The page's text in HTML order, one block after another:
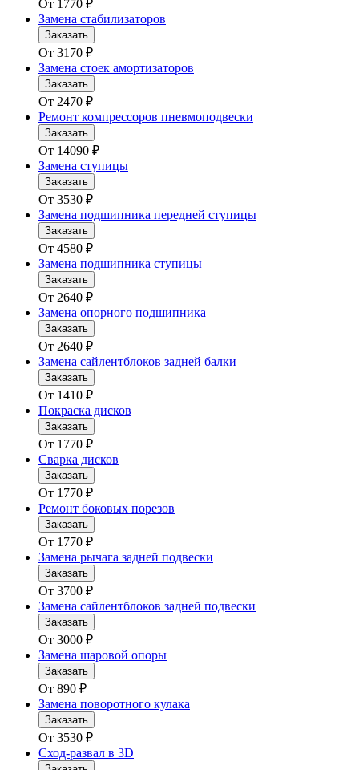
От 1770 ₽
Замена стабилизаторов
Заказать
От 3170 ₽
Замена стоек амортизаторов
Заказать
От 2470 ₽
Ремонт компрессоров пневмоподвески
Заказать
От 14090 ₽
Замена ступицы
Заказать
От 3530 ₽
Замена подшипника передней ступицы
Заказать
От 4580 ₽
Замена подшипника ступицы
Заказать
От 2640 ₽
Замена опорного подшипника
Заказать
От 2640 ₽
Замена сайлентблоков задней балки
Заказать
От 1410 ₽
Покраска дисков
Заказать
От 1770 ₽
Сварка дисков
Заказать
От 1770 ₽
Ремонт боковых порезов
Заказать
От 1770 ₽
Замена рычага задней подвески
Заказать
От 3700 ₽
Замена сайлентблоков задней подвески
Заказать
От 3000 ₽
Замена шаровой опоры
Заказать
От 890 ₽
Замена поворотного кулака
Заказать
От 3530 ₽
Сход-развал в 3D